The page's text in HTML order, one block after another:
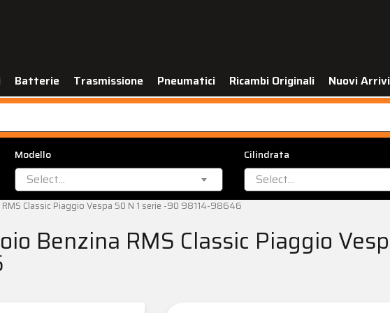
Batterie Trasmissione Pneumatici Ricambi Originali Nuovi Arrivi
Modello
Select...
Cilindrata
Select...
Classic Piaggio Vespa 50 N 1 serie -90 98114-98646
Benzina RMS Classic Piaggio